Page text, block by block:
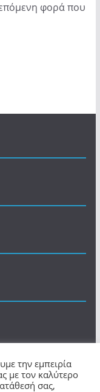
φορά που
. Τα
την εμπειρία
με τον καλύτερο
σας,